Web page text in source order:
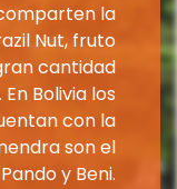
la
Nut, fruto
cantidad
Bolivia los
con la
son el
y Beni.